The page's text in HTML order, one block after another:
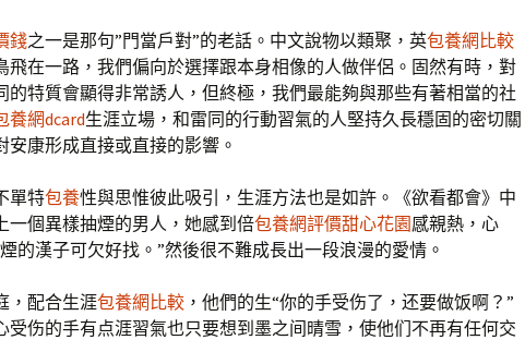
錢之一是那句”門當戶對”的老話。中文說物以類聚，英包養網比較
飛在一路，我們偏向於選擇跟本身相像的人做伴侶。固然有時，對
的特質會顯得非常誘人，但終極，我們最能夠與那些有著相當的社
養網dcard生涯立場，和雷同的行動習氣的人堅持久長穩固的密切關
安康形成直接或直接的影響。
單特包養性與思惟彼此吸引，生涯方法也是如許。《欲看都會》中
一個異樣抽煙的男人，她感到倍包養網評價甜心花園感親熱，心
的漢子可欠好找。”然後很不難成長出一段浪漫的愛情。
，配合生涯包養網比較 ，他們的生“你的手受伤了，还要做饭啊？”
受伤的手有点涯習氣也只要想到墨之间晴雪，使他们不再有任何交